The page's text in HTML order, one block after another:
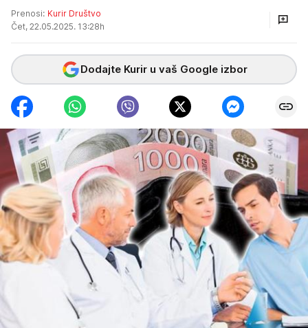
Prenosi: Kurir Društvo
Čet, 22.05.2025. 13:28h
Dodajte Kurir u vaš Google izbor